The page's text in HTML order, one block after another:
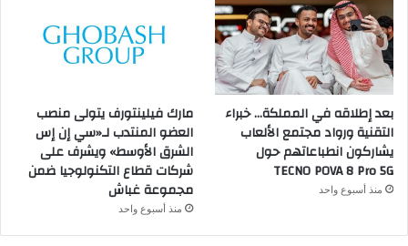
بعد إطلاقه في المملكة… خبراء
التقنية ورواد مجتمع الألعاب
يشاركون انطباعاتهم حول
TECNO POVA 8 Pro 5G
منذ أسبوع واحد
مارك فيلينتورف يتولى منصب
العضو المنتدب لـ«سي إن إس
الشرق الأوسط» ويشرف على
شركات قطاع التكنولوجيا ضمن
مجموعة غباش
منذ أسبوع واحد